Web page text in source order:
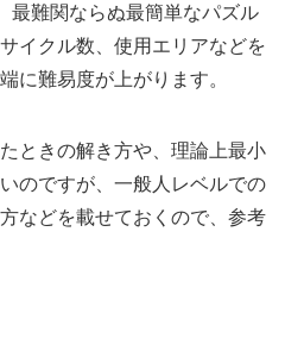
最難関ならぬ最簡単なパズル
イクル数、使用エリアなどを
に難易度が上がります。
ときの解き方や、理論上最小
のですが、一般人レベルでの
などを載せておくので、参考